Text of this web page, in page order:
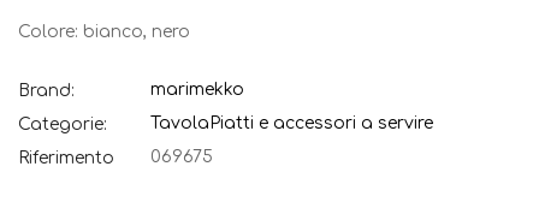
Colore: bianco, nero
Brand:
marimekko
Categorie:
Tavola Piatti e accessori a servire
Riferimento
069675